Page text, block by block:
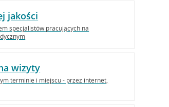
jakości
specjalistów pracujących na
wizyty
terminie i miejscu - przez internet,